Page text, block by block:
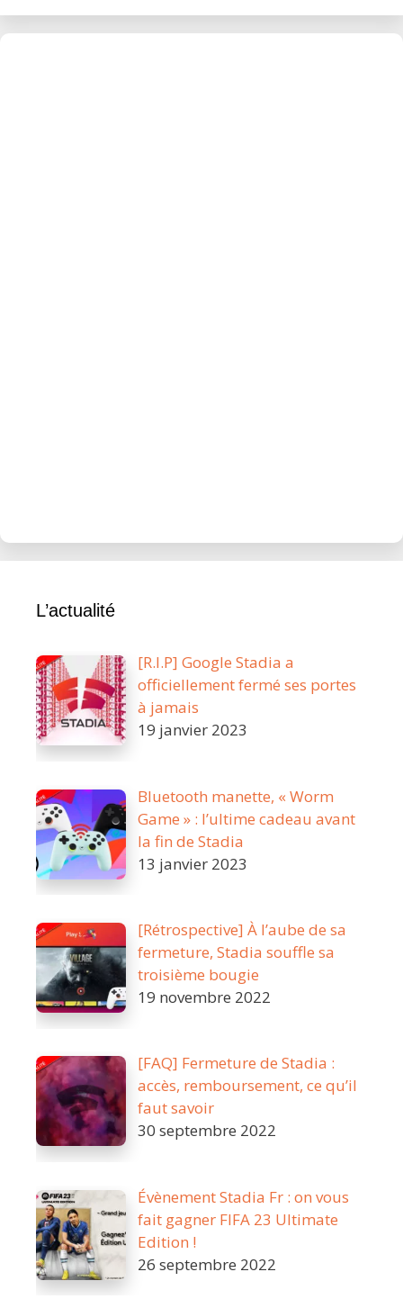
L’actualité
[R.I.P] Google Stadia a
officiellement fermé ses portes
à jamais
19 janvier 2023
Bluetooth manette, « Worm
Game » : l’ultime cadeau avant
la fin de Stadia
13 janvier 2023
[Rétrospective] À l’aube de sa
fermeture, Stadia souffle sa
troisième bougie
19 novembre 2022
[FAQ] Fermeture de Stadia :
accès, remboursement, ce qu’il
faut savoir
30 septembre 2022
Évènement Stadia Fr : on vous
fait gagner FIFA 23 Ultimate
Edition !
26 septembre 2022